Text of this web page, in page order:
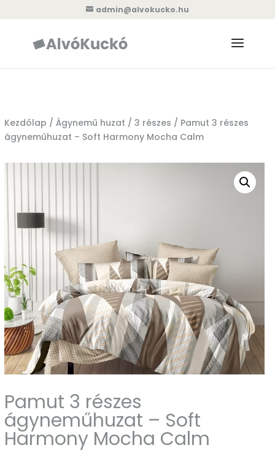
admin@alvokucko.hu
Kezdőlap / Ágynemű huzat / 3 részes / Pamut 3 részes
ágyneműhuzat – Soft Harmony Mocha Calm
Pamut 3 részes
ágyneműhuzat – Soft
Harmony Mocha Calm